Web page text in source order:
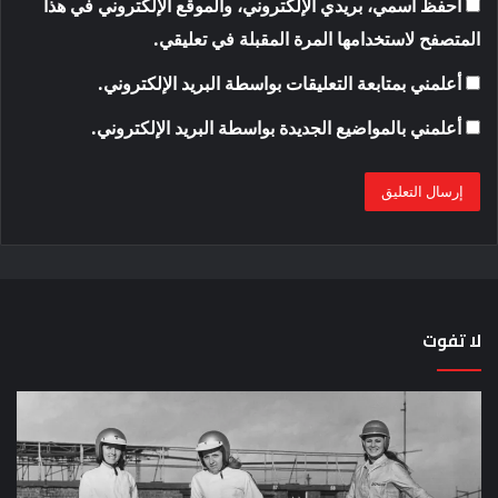
احفظ اسمي، بريدي الإلكتروني، والموقع الإلكتروني في هذا
المتصفح لاستخدامها المرة المقبلة في تعليقي.
أعلمني بمتابعة التعليقات بواسطة البريد الإلكتروني.
أعلمني بالمواضيع الجديدة بواسطة البريد الإلكتروني.
لا تفوت
لماذا